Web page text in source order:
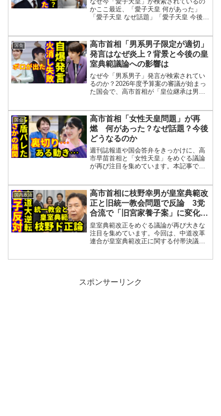
かここ最近、「愛子天皇 何があった」
「愛子天皇 なぜ話題」「愛子天皇 今後ど
よる女系天皇・女性天皇への言及選択的
夫婦別姓をめぐる議論...
国会
高市首相「男系男子限定が適切」
発言はなぜ炎上？背景と今後の皇
室典範議論への影響は
なぜ今「男系男子」発言が検索されてい
るのか？2026年度予算案の審議が始まっ
た国会で、高市首相が「皇位継承は男系
の議論をしているの？」「なぜこのタイ
ミングで男系男子？...
国会
高市首相「女性天皇問題」が再
燃 何があった？なぜ話題？今後
どうなるのか
週刊誌報道や国会答弁をきっかけに、高
市早苗首相と「女性天皇」をめぐる議論
が再び注目を集めています。本記事で
のか要約：女性天皇を巡る発言と方針が
再び争点に週刊誌で「女性...
国内政治
高市首相に枝野幸男が皇室典範改
正と旧統一教会問題で反論 3党
合流で「旧宮家養子案」に変化は
あるのか
皇室典範改正をめぐる議論が再び大きな
注目を集めています。今回は、中道改革
連合が皇室典範改正に関する付帯決議案
スポンサーリンク